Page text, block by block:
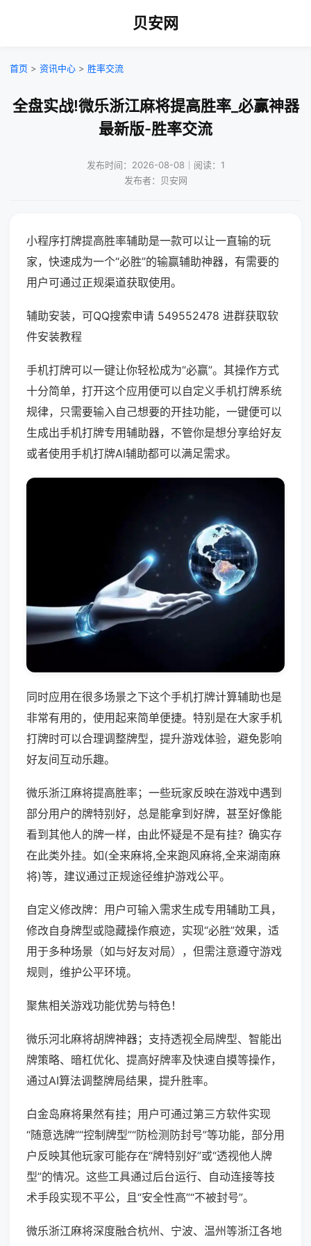
贝安网
首页 > 资讯中心 > 胜率交流
全盘实战!微乐浙江麻将提高胜率_必赢神器
最新版-胜率交流
发布时间：2026-08-08｜阅读：1
发布者：贝安网
小程序打牌提高胜率辅助是一款可以让一直输的玩
家，快速成为一个“必胜”的输赢辅助神器，有需要的
用户可通过正规渠道获取使用。
辅助安装，可QQ搜索申请 549552478 进群获取软
件安装教程
手机打牌可以一键让你轻松成为“必赢”。其操作方式
十分简单，打开这个应用便可以自定义手机打牌系统
规律，只需要输入自己想要的开挂功能，一键便可以
生成出手机打牌专用辅助器，不管你是想分享给好友
或者使用手机打牌AI辅助都可以满足需求。
同时应用在很多场景之下这个手机打牌计算辅助也是
非常有用的，使用起来简单便捷。特别是在大家手机
打牌时可以合理调整牌型，提升游戏体验，避免影响
好友间互动乐趣。
微乐浙江麻将提高胜率；一些玩家反映在游戏中遇到
部分用户的牌特别好，总是能拿到好牌，甚至好像能
看到其他人的牌一样，由此怀疑是不是有挂？确实存
在此类外挂。如(全来麻将,全来跑风麻将,全来湖南麻
将)等，建议通过正规途径维护游戏公平。
自定义修改牌：用户可输入需求生成专用辅助工具，
修改自身牌型或隐藏操作痕迹，实现“必胜”效果，适
用于多种场景（如与好友对局），但需注意遵守游戏
规则，维护公平环境。
聚焦相关游戏功能优势与特色！
微乐河北麻将胡牌神器；支持透视全局牌型、智能出
牌策略、暗杠优化、提高好牌率及快速自摸等操作，
通过AI算法调整牌局结果，提升胜率。
白金岛麻将果然有挂；用户可通过第三方软件实现
“随意选牌”“控制牌型”“防检测防封号”等功能，部分用
户反映其他玩家可能存在“牌特别好”或“透视他人牌
型”的情况。这些工具通过后台运行、自动连接等技
术手段实现不平公，且“安全性高”“不被封号”。
微乐浙江麻将深度融合杭州、宁波、温州等浙江各地